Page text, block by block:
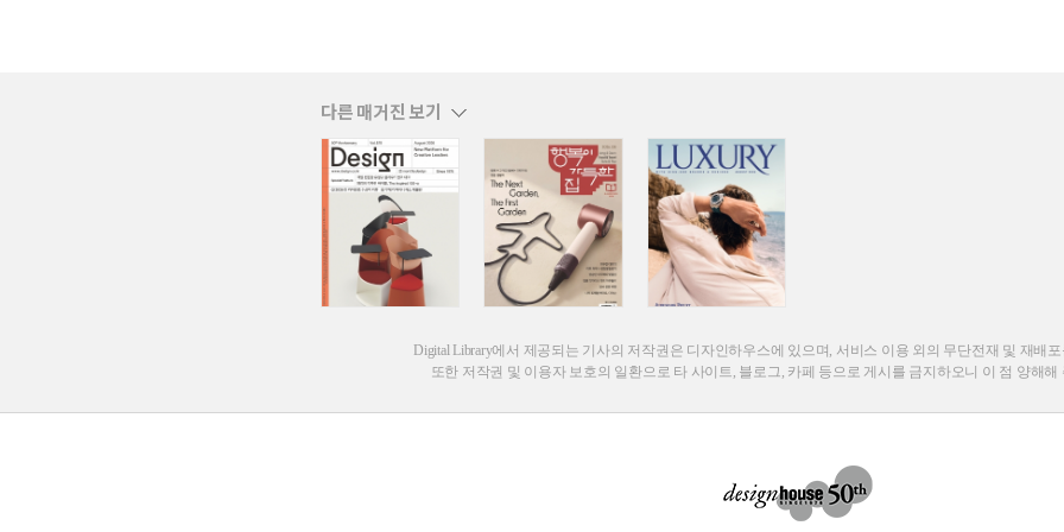
다른 매거진 보기
Digital Library에서 제공되는 기사의 저작권은 디자인하우스에 있으며, 서비스 이용 외의 무단전재 및 재배
또한 저작권 및 이용자 보호의 일환으로 타 사이트, 블로그, 카페 등으로 게시를 금지하오니 이 점 양해해